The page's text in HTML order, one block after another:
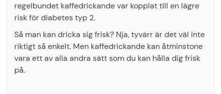
regelbundet kaffedrickande var kopplat till en lägre
risk för diabetes typ 2.
Så man kan dricka sig frisk? Nja, tyvärr är det väl inte
riktigt så enkelt. Men kaffedrickande kan åtminstone
vara ett av alla andra sätt som du kan hålla dig frisk
på.